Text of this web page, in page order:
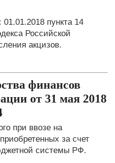
пункта 14
Российской
акцизов.
финансов
от 31 мая 2018
при ввозе на
за счет
системы РФ.